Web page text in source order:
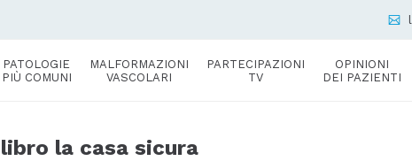
PATOLOGIE
PIÙ COMUNI
MALFORMAZIONI
VASCOLARI
PARTECIPAZIONI
TV
OPINIONI
DEI PAZIENTI
libro la casa sicura